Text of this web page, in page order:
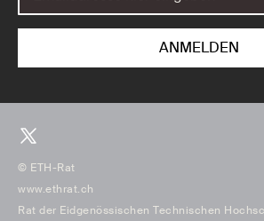
© ETH-Rat
www.ethrat.ch
Rat der Eidgenössischen Technischen